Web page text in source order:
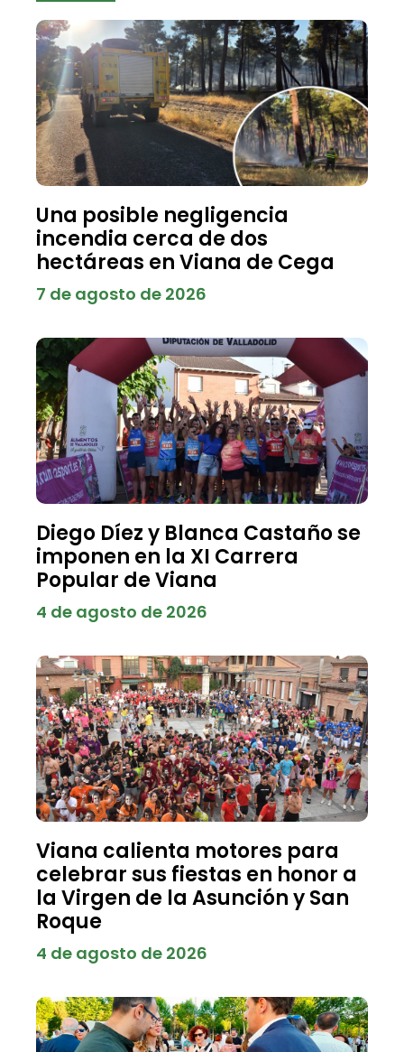
Una posible negligencia
incendia cerca de dos
hectáreas en Viana de Cega
7 de agosto de 2026
Diego Díez y Blanca Castaño se
imponen en la XI Carrera
Popular de Viana
4 de agosto de 2026
Viana calienta motores para
celebrar sus fiestas en honor a
la Virgen de la Asunción y San
Roque
4 de agosto de 2026